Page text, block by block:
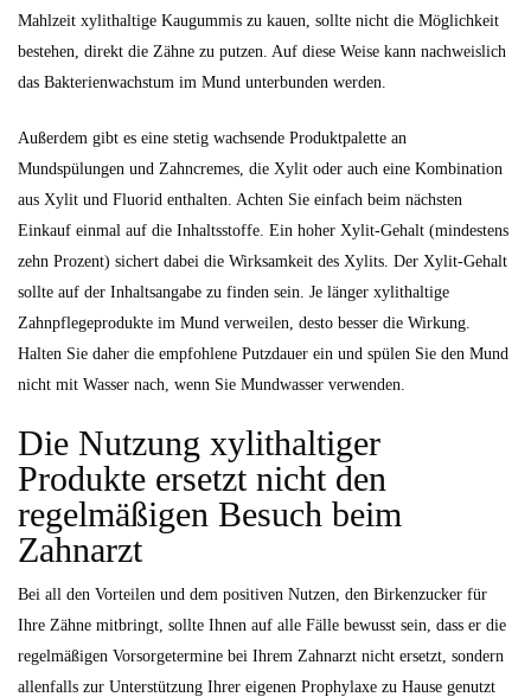
Mahlzeit xylithaltige Kaugummis zu kauen, sollte nicht die Möglichkeit
bestehen, direkt die Zähne zu putzen. Auf diese Weise kann nachweislich
das Bakterienwachstum im Mund unterbunden werden.
Außerdem gibt es eine stetig wachsende Produktpalette an
Mundspülungen und Zahncremes, die Xylit oder auch eine Kombination
aus Xylit und Fluorid enthalten. Achten Sie einfach beim nächsten
Einkauf einmal auf die Inhaltsstoffe. Ein hoher Xylit-Gehalt (mindestens
zehn Prozent) sichert dabei die Wirksamkeit des Xylits. Der Xylit-Gehalt
sollte auf der Inhaltsangabe zu finden sein. Je länger xylithaltige
Zahnpflegeprodukte im Mund verweilen, desto besser die Wirkung.
Halten Sie daher die empfohlene Putzdauer ein und spülen Sie den Mund
nicht mit Wasser nach, wenn Sie Mundwasser verwenden.
Die Nutzung xylithaltiger
Produkte ersetzt nicht den
regelmäßigen Besuch beim
Zahnarzt
Bei all den Vorteilen und dem positiven Nutzen, den Birkenzucker für
Ihre Zähne mitbringt, sollte Ihnen auf alle Fälle bewusst sein, dass er die
regelmäßigen Vorsorgetermine bei Ihrem Zahnarzt nicht ersetzt, sondern
allenfalls zur Unterstützung Ihrer eigenen Prophylaxe zu Hause genutzt